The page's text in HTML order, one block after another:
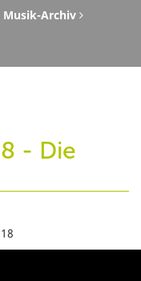
Musik-Archiv
- Die